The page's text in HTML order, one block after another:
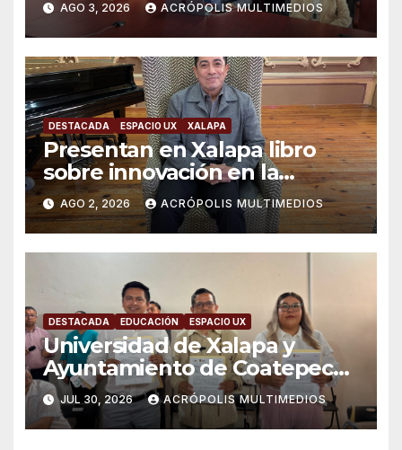
violencias
AGO 3, 2026 ACRÓPOLIS MULTIMEDIOS
DESTACADA ESPACIO UX XALAPA
Presentan en Xalapa libro
sobre innovación en la
formación científica
universitaria
AGO 2, 2026 ACRÓPOLIS MULTIMEDIOS
DESTACADA EDUCACIÓN ESPACIO UX
Universidad de Xalapa y
Ayuntamiento de Coatepec
unen esfuerzos por el
desarrollo educativo y
turístico de la región
JUL 30, 2026 ACRÓPOLIS MULTIMEDIOS